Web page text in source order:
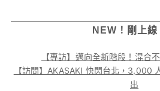
NEW！剛上線
【專訪】邁向全新階段！混合
【訪問】AKASAKI 快閃台北，3,000
出